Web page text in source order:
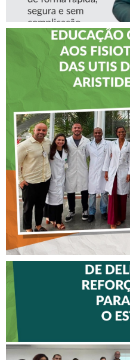
CREFITO-7
DO